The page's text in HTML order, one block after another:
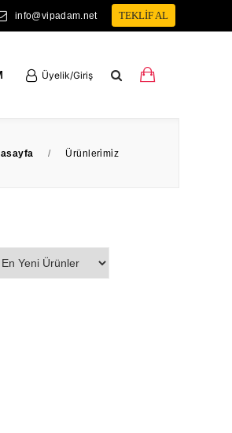
info@vipadam.net TEKLİF AL
Üyelik/Giriş
/ Ürünleri̇mi̇z